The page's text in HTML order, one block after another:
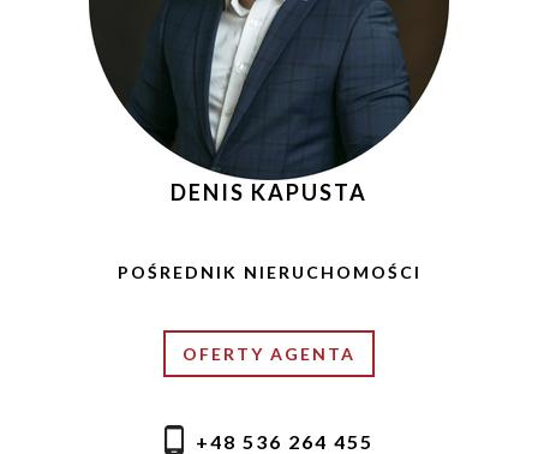
DENIS KAPUSTA
POŚREDNIK NIERUCHOMOŚCI
OFERTY AGENTA
+48 536 264 455